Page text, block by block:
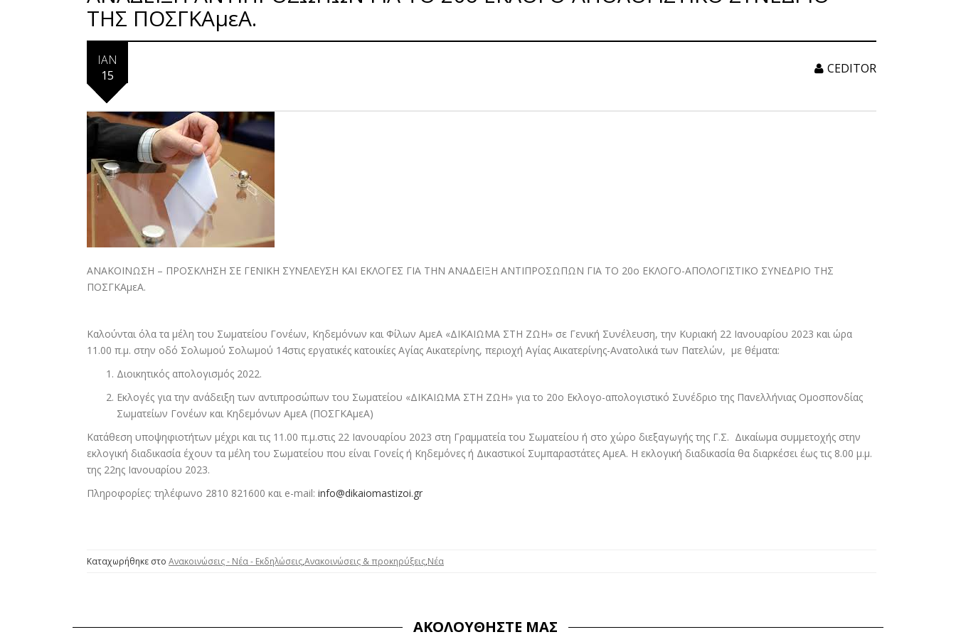
ΤΗΣ ΠΟΣΓΚΑμεΑ.
ΙΑΝ
15
CEDITOR
ΑΝΑΚΟΙΝΩΣΗ – ΠΡΟΣΚΛΗΣΗ ΣΕ ΓΕΝΙΚΗ ΣΥΝΕΛΕΥΣΗ ΚΑΙ ΕΚΛΟΓΕΣ ΓΙΑ ΤΗΝ ΑΝΑΔΕΙΞΗ ΑΝΤΙΠΡΟΣΩΠΩΝ ΓΙΑ ΤΟ 20ο ΕΚΛΟΓΟ-ΑΠΟΛΟΓΙΣΤΙΚΟ ΣΥΝΕΔΡΙΟ ΤΗΣ
ΠΟΣΓΚΑμεΑ.
Καλούνται όλα τα μέλη του Σωματείου Γονέων, Κηδεμόνων και Φίλων ΑμεΑ «ΔΙΚΑΙΩΜΑ ΣΤΗ ΖΩΗ» σε Γενική Συνέλευση, την Κυριακή 22 Ιανουαρίου 2023 και ώρα
11.00 π.μ. στην οδό Σολωμού Σολωμού 14στις εργατικές κατοικίες Αγίας Αικατερίνης, περιοχή Αγίας Αικατερίνης-Ανατολικά των Πατελών, με θέματα:
Διοικητικός απολογισμός 2022.
Εκλογές για την ανάδειξη των αντιπροσώπων του Σωματείου «ΔΙΚΑΙΩΜΑ ΣΤΗ ΖΩΗ» για το 20ο Εκλογο-απολογιστικό Συνέδριο της Πανελλήνιας Ομοσπονδίας
Σωματείων Γονέων και Κηδεμόνων ΑμεΑ (ΠΟΣΓΚΑμεΑ)
Κατάθεση υποψηφιοτήτων μέχρι και τις 11.00 π.μ.στις 22 Ιανουαρίου 2023 στη Γραμματεία του Σωματείου ή στο χώρο διεξαγωγής της Γ.Σ. Δικαίωμα συμμετοχής στην
εκλογική διαδικασία έχουν τα μέλη του Σωματείου που είναι Γονείς ή Κηδεμόνες ή Δικαστικοί Συμπαραστάτες ΑμεΑ. Η εκλογική διαδικασία θα διαρκέσει έως τις 8.00 μ.μ.
της 22ης Ιανουαρίου 2023.
Πληροφορίες: τηλέφωνο 2810 821600 και e-mail: info@dikaiomastizoi.gr
Καταχωρήθηκε στο Ανακοινώσεις - Νέα - Εκδηλώσεις,Ανακοινώσεις & προκηρύξεις,Νέα
ΑΚΟΛΟΥΘΉΣΤΕ ΜΑΣ